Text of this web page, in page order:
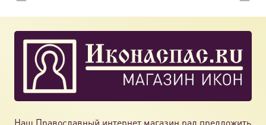
Наш Православный интернет магазин рад предложить